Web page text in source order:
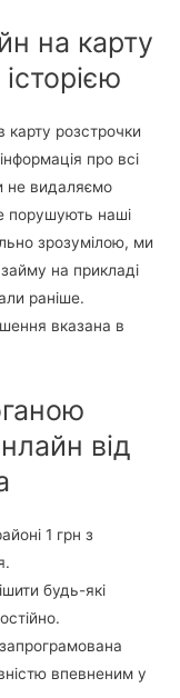
на карту
карту розстрочки
про всі
не видаляємо
порушують наші
зрозумілою, ми
на прикладі
раніше.
вказана в
від
1 грн з
будь-які
впевненим у